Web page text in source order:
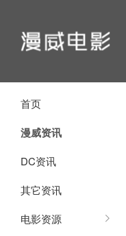
首页
漫威资讯
DC资讯
其它资讯
电影资源